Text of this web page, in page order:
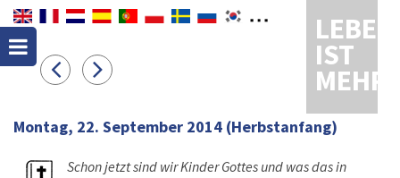
LEBEN
IST
MEHR
Montag, 22. September 2014 (Herbstanfang)
Schon jetzt sind wir Kinder Gottes und was das in